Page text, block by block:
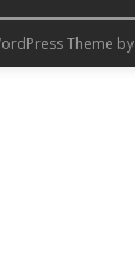
Theme by